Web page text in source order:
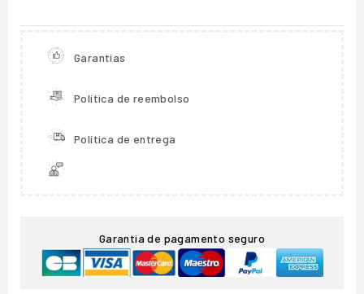
Garantias
Política de reembolso
Política de entrega
Garantia de pagamento seguro